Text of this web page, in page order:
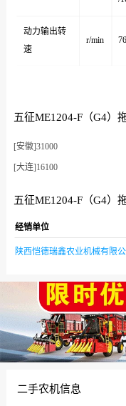
动力输出转
速
r/min
五征ME1204-F（G4）
[安徽]31000
[大连]16100
[广东]21200
[广西]31000
[海南]35400
[黑龙江农垦]32800
[湖南]23200
[江苏]19000
[辽宁]23280
[青海]31900
五征ME1204-F（G4）
经销单位
陕西恺德瑞鑫农业机械有限
二手农机信息